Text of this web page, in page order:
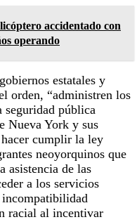
accidentado con
operando
estatales y
orden, “administren los
pública
Nueva York y sus
cumplir la ley
neoyorquinos que
asistencia de las
a los servicios
incompatibilidad
racial al incentivar